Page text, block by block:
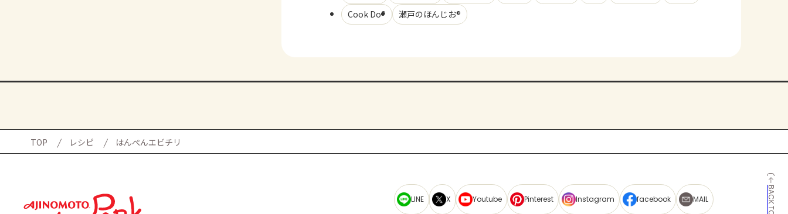
Cook Do®
瀬戸のほんじお®
TOP レシピ はんぺんエビチリ
LINE X Youtube Pinterest Instagram facebook MAIL